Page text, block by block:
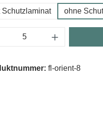
Schutzlaminat ohne
Anzahl: Gib
fl-orient-8